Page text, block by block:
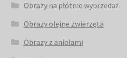
Obrazy na płótnie wyprzedaż
Obrazy olejne zwierzęta
Obrazy z aniołami